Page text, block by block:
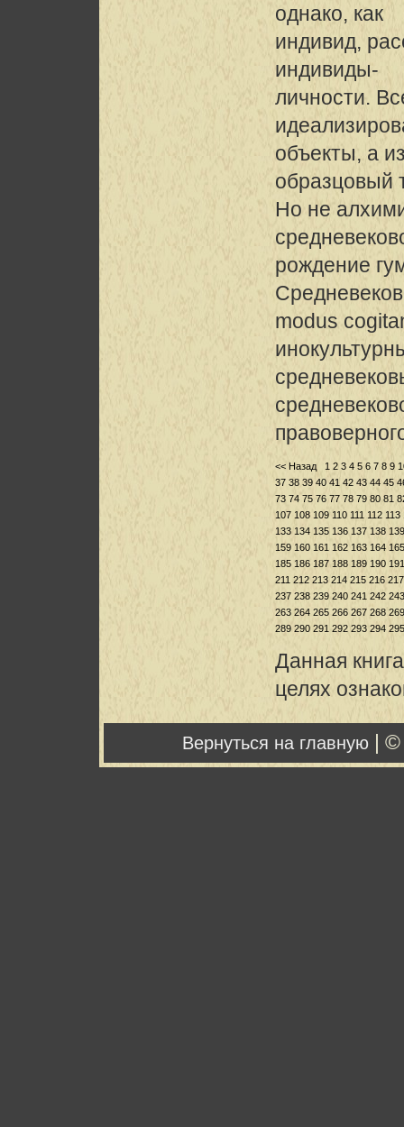
однако, как
индивид,
индивиды-
личности.
объекты, а
образцовый
Но не
рождение
modus
<< Назад 1 2 3 4 5 6 7 8 9
37 38 39 40 41 42 43 44 45
73 74 75 76 77 78 79 80 81
107 108 109 110 111 112 113
133 134 135 136 137 138 139
159 160 161 162 163 164 165
185 186 187 188 189 190 191
211 212 213 214 215 216 217
237 238 239 240 241 242 243
263 264 265 266 267 268 269
289 290 291 292 293 294 295
Данная
целях
Вернуться на главную |